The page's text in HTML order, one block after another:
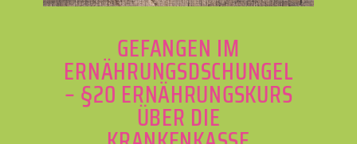
GEFANGEN IM
ERNÄHRUNGSDSCHUNGEL
– §20 ERNÄHRUNGSKURS
ÜBER DIE